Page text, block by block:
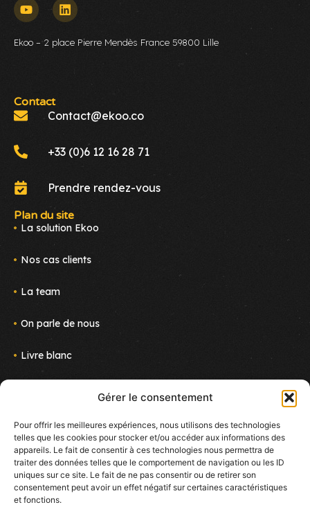
Gérer le consentement
Pour offrir les meilleures expériences, nous utilisons des technologies
telles que les cookies pour stocker et/ou accéder aux informations des
appareils. Le fait de consentir à ces technologies nous permettra de
traiter des données telles que le comportement de navigation ou les ID
uniques sur ce site. Le fait de ne pas consentir ou de retirer son
consentement peut avoir un effet négatif sur certaines caractéristiques
et fonctions.
Ekoo – 2 place Pierre Mendès France 59800 Lille
Contact
Contact@ekoo.co
+33 (0)6 12 16 28 71
Prendre rendez-vous
Plan du site
La solution Ekoo
Nos cas clients
La team
On parle de nous
Livre blanc
Newsletter
Suivez le projet !
E-mail